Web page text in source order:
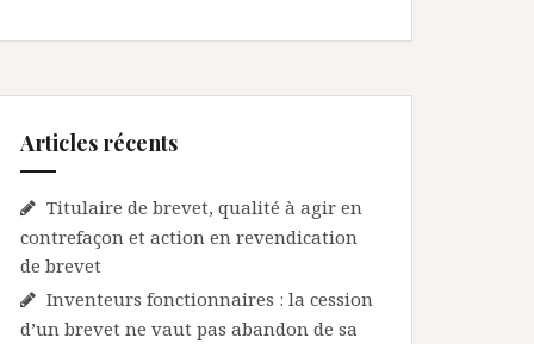
Articles récents
Titulaire de brevet, qualité à agir en
contrefaçon et action en revendication
de brevet
Inventeurs fonctionnaires : la cession
d’un brevet ne vaut pas abandon de sa